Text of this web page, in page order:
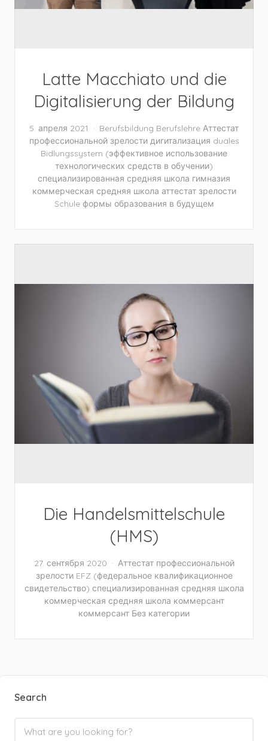
Latte Macchiato und die
Digitalisierung der Bildung
5. апреля 2021 Berufsbildung Berufslehre Аттестат
профессиональной зрелости дигитализация duales
Bidlungssystem (эффективное использование
технологических средств в обучении)
специализированная средняя школа гимназия
коммерческая средняя школа аттестат зрелости
Schule формы образования в будущем
Die Handelsmittelschule
(HMS)
27. сентября 2020
Аттестат профессиональной
зрелости EFZ (федеральное квалификационное
свидетельство) специализированная средняя школа
коммерческая средняя школа коммерсант
коммерсант Без категории
Search